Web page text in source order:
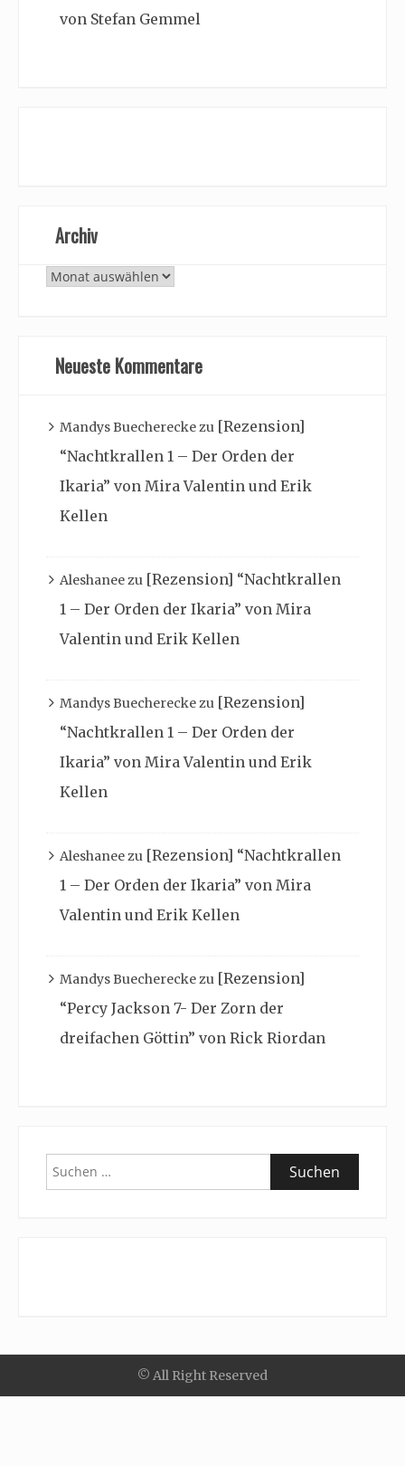
von Stefan Gemmel
Archiv
Archiv
Neueste Kommentare
Mandys Buechereckezu [Rezension]
“Nachtkrallen 1 – Der Orden der
Ikaria” von Mira Valentin und Erik
Kellen
Aleshaneezu [Rezension] “Nachtkrallen
1 – Der Orden der Ikaria” von Mira
Valentin und Erik Kellen
Mandys Buechereckezu [Rezension]
“Nachtkrallen 1 – Der Orden der
Ikaria” von Mira Valentin und Erik
Kellen
Aleshaneezu [Rezension] “Nachtkrallen
1 – Der Orden der Ikaria” von Mira
Valentin und Erik Kellen
Mandys Buechereckezu [Rezension]
“Percy Jackson 7- Der Zorn der
dreifachen Göttin” von Rick Riordan
Suchen
nach:
© All Right Reserved